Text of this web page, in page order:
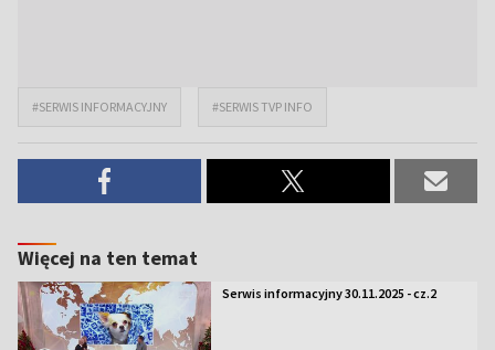
#SERWIS INFORMACYJNY #SERWIS TVP INFO
Więcej na ten temat
Serwis informacyjny 30.11.2025 - cz.2